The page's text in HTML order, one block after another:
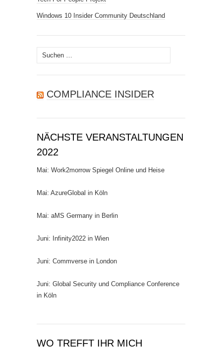
Windows 10 Insider Community Deutschland
Suchen
nach:
COMPLIANCE INSIDER
NÄCHSTE VERANSTALTUNGEN
2022
Mai: Work2morrow Spiegel Online und Heise
Mai: AzureGlobal in Köln
Mai: aMS Germany in Berlin
Juni: Infinity2022 in Wien
Juni: Commverse in London
Juni: Global Security und Compliance Conference
in Köln
WO TREFFT IHR MICH